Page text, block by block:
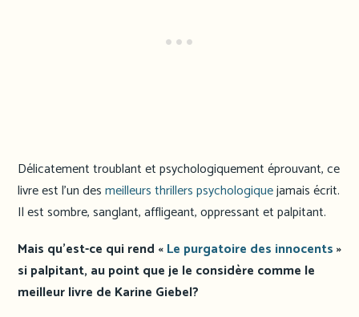
Délicatement troublant et psychologiquement éprouvant, ce
livre est l’un desmeilleurs thrillers psychologiquejamais écrit.
Il est sombre, sanglant, affligeant, oppressant et palpitant.
Mais qu’est-ce qui rend «Le purgatoire des innocents»
si palpitant, au point que je le considère comme le
meilleur livre de Karine Giebel?